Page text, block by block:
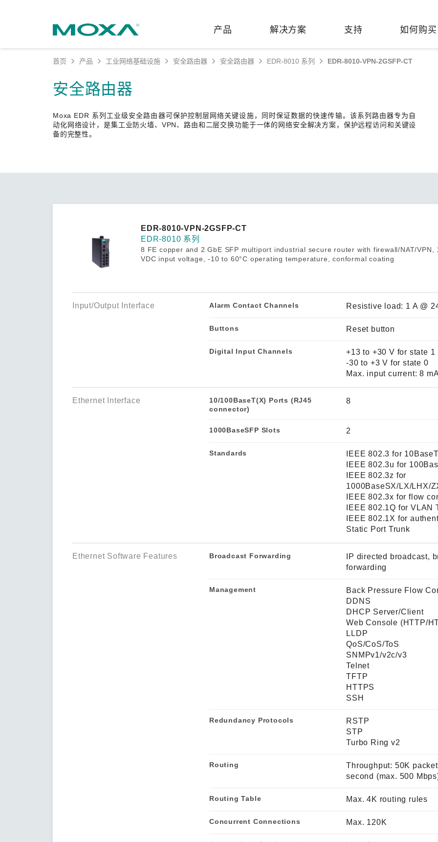
产品
安全路由器
网络安全产品
串口转换器
解决方案
电力 油气
技术新知
时间敏感网络 (TSN)
单对以太网 (SPE) Ethernet-APL
支持
产品 FAQs 保修条款
您仍需其他帮助？
如何购买
缘起与创新
有害物质合规政策
首页 产品 工业网络基础设施 安全路由器 安全路由器 EDR-8010 系列 EDR-8010-VPN-2GSFP-CT
安全路由器
Moxa EDR 系列工业级安全路由器可保护控制层网络关键设施，同时保证数据的快速传输。该系列路由器专为自
动化网络设计，是集工业防火墙、VPN、路由和二层交换功能于一体的网络安全解决方案，保护远程访问和关键设
备的完整性。
EDR-8010-VPN-2GSFP-CT
EDR-8010 系列
8 FE copper and 2 GbE SFP multiport industrial secure router with firewall/NAT/VPN,
VDC input voltage, -10 to 60°C operating temperature, conformal coating
Input/Output Interface Alarm Contact Channels Resistive load: 1 A @
Buttons Reset button
Digital Input Channels
+13 to +30 V for state 1
-30 to +3 V for state 0
Max. input current: 8
Ethernet Interface
10/100BaseT(X) Ports (RJ45
connector)
8
1000BaseSFP Slots 2
Standards
IEEE 802.3 for
IEEE 802.3u for
IEEE 802.3z for
1000BaseSX/LX/LHX/
IEEE 802.3x for flow
IEEE 802.1Q for VLAN
IEEE 802.1X for
Static Port Trunk
Ethernet Software Features Broadcast Forwarding
IP directed broadcast,
forwarding
Management
Back Pressure Flow
DDNS
DHCP Server/Client
Web Console (HTTP/
LLDP
QoS/CoS/ToS
SNMPv1/v2c/v3
Telnet
TFTP
HTTPS
SSH
Redundancy Protocols
RSTP
STP
Turbo Ring v2
Routing
Throughput: 50K
second (max. 500
Routing Table Max. 4K routing rules
Concurrent Connections Max. 120K